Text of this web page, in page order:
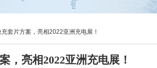
套片方案，亮相2022亚洲充电展！
，亮相2022亚洲充电展！